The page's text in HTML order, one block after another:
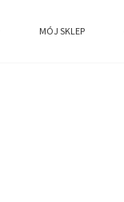
MÓJ SKLEP
MÓJ SKLEP